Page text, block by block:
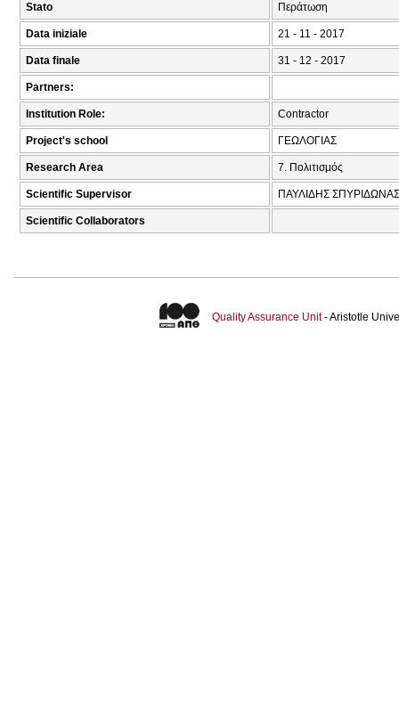
Stato Περάτωση
Data iniziale 21 - 11 - 2017
Data finale 31 - 12 - 2017
Partners:
Institution Role: Contractor
Project's school ΓΕΩΛΟΓΙΑΣ
Research Area 7. Πολιτισμός
Scientific Supervisor ΠΑΥΛΙΔΗΣ
Scientific Collaborators
Quality Assurance Unit- Aristotle